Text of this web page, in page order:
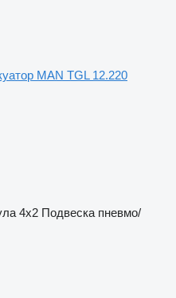
MAN TGL 12.220
4x2 Подвеска пневмо/